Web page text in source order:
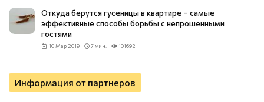
Откуда берутся гусеницы в квартире – самые
эффективные способы борьбы с непрошенными
гостями
10 Мар 2019 7 мин. 101692
Информация от партнеров